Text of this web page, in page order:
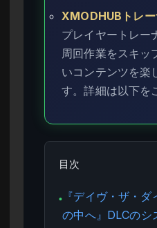
XMODHUBトレ
プレイヤートレー
周回作業をスキッ
いコンテンツを楽
す。詳細は以下を
目次
●
『デイヴ・ザ・
の中へ』DLCのシ